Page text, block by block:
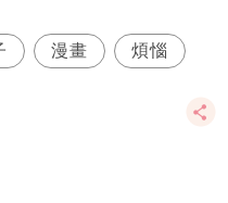
漫畫 煩惱